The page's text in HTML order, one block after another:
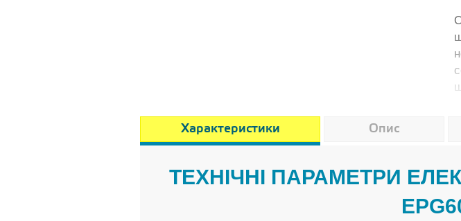
Характеристики Опис
ТЕХНІЧНІ ПАРАМЕТРИ